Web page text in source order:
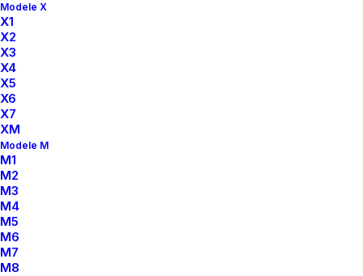
Modele X
X1
X2
X3
X4
X5
X6
X7
XM
Modele M
M1
M2
M3
M4
M5
M6
M7
M8